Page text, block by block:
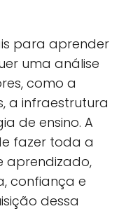
para aprender
uma análise
como a
a infraestrutura
de ensino. A
fazer toda a
aprendizado,
confiança e
dessa